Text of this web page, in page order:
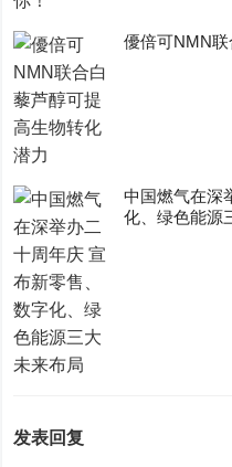
優倍可NMN
中国燃气在深
化、绿色能源
发表回复